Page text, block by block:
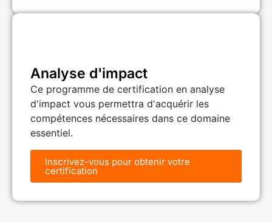
Analyse d'impact
Ce programme de certification en analyse
d'impact vous permettra d'acquérir les
compétences nécessaires dans ce domaine
essentiel.
Inscrivez-vous pour obtenir votre
certification